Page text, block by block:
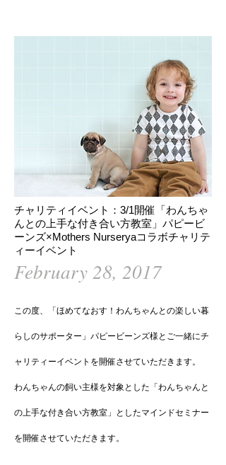
チャリティイベント：3/1開催「わんちゃ
んとの上手な付き合い方教室」パピービ
ーンズ×Mothers Nurseryaコラボチャリテ
ィーイベント
February 28, 2017
この度、「ほめてなおす！わんちゃんとの楽しい暮
らしのサポーター」パピービーンズ様とご一緒にチ
ャリティーイベントを開催させていただきます。
わんちゃんの飼い主様を対象とした「わんちゃんと
の上手な付き合い方教室」としたマインドセミナー
を開催させていただきます。